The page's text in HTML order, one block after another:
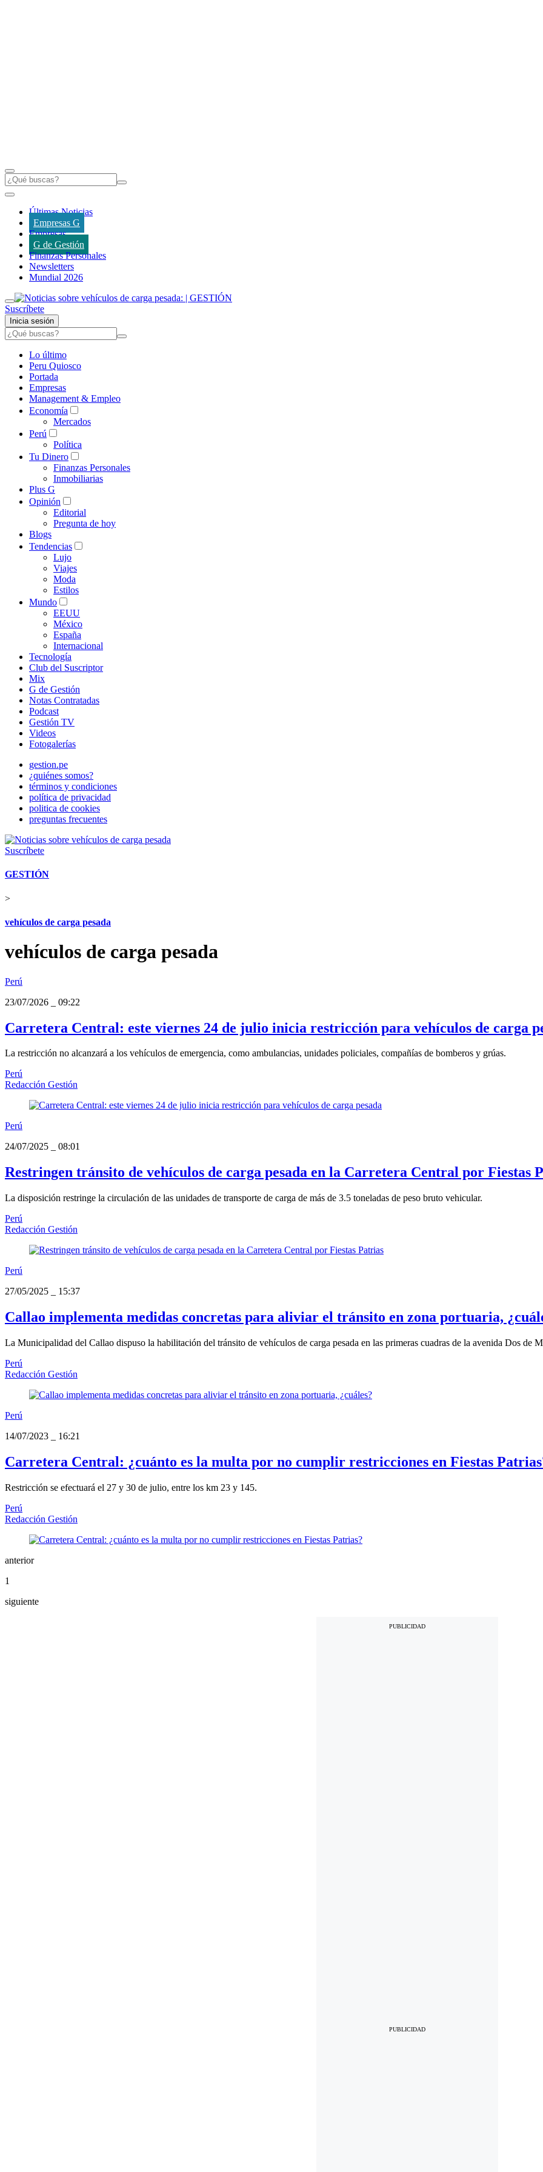
Últimas Noticias
Empresas G
Empresas
G de Gestión
Finanzas Personales
Newsletters
Mundial 2026
Suscríbete
Inicia sesión
Lo último
Peru Quiosco
Portada
Empresas
Management & Empleo
Economía
Mercados
Perú
Política
Tu Dinero
Finanzas Personales
Inmobiliarias
Plus G
Opinión
Editorial
Pregunta de hoy
Blogs
Tendencias
Lujo
Viajes
Moda
Estilos
Mundo
EEUU
México
España
Internacional
Tecnología
Club del Suscriptor
Mix
G de Gestión
Notas Contratadas
Podcast
Gestión TV
Videos
Fotogalerías
gestion.pe
¿quiénes somos?
términos y condiciones
política de privacidad
politica de cookies
preguntas frecuentes
Suscríbete
GESTIÓN
>
vehículos de carga pesada
vehículos de carga pesada
Perú
23/07/2026
09:22
Carretera Central: este viernes 24 de julio inicia restricción para vehículos de carga
La restricción no alcanzará a los vehículos de emergencia, como ambulancias, unidades policiales, compañías de bomberos y grúas.
Perú
Redacción Gestión
Perú
24/07/2025
08:01
Restringen tránsito de vehículos de carga pesada en la Carretera Central por Fiestas
La disposición restringe la circulación de las unidades de transporte de carga de más de 3.5 toneladas de peso bruto vehicular.
Perú
Redacción Gestión
Perú
27/05/2025
15:37
Callao implementa medidas concretas para aliviar el tránsito en zona portuaria,
La Municipalidad del Callao dispuso la habilitación del tránsito de vehículos de carga pesada en las primeras cuadras de la avenida Dos de
Perú
Redacción Gestión
Perú
14/07/2023
16:21
Carretera Central: ¿cuánto es la multa por no cumplir restricciones en Fiestas
Restricción se efectuará el 27 y 30 de julio, entre los km 23 y 145.
Perú
Redacción Gestión
anterior
1
siguiente